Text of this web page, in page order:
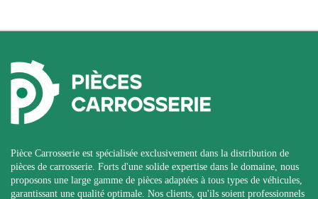
Pièce Carrosserie est spécialisée exclusivement dans la distribution de
pièces de carrosserie. Forts d'une solide expertise dans le domaine, nous
proposons une large gamme de pièces adaptées à tous types de véhicules,
garantissant une qualité optimale. Nos clients, qu'ils soient professionnels